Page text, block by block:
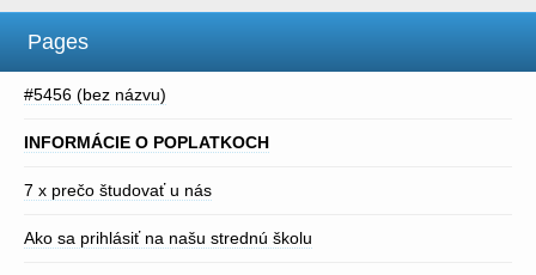
Pages
#5456 (bez názvu)
INFORMÁCIE O POPLATKOCH
7 x prečo študovať u nás
Ako sa prihlásiť na našu strednú školu